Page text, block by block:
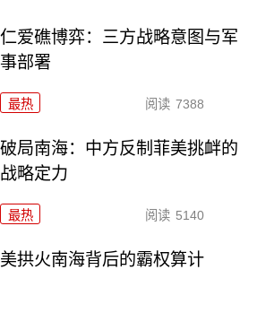
仁爱礁博弈：三方战略意图与军
事部署
最热 阅读 7388
破局南海：中方反制菲美挑衅的
战略定力
最热 阅读 5140
美拱火南海背后的霸权算计